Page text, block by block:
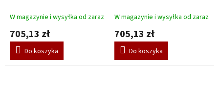
Kulisek 120 x 60 cm -
W magazynie i wysyłka od zaraz
705,13 zł
Do koszyka
Toro 120 x 60 cm - niebieski
W magazynie i wysyłka od zaraz
705,13 zł
Do koszyka